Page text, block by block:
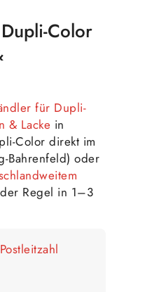
Color
für Dupli-
& Lacke in
Color direkt im
Bahrenfeld) oder
Regel in 1–3